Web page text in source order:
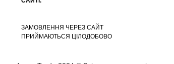
ЗАМОВЛЕННЯ ЧЕРЕЗ САЙТ
ПРИЙМАЮТЬСЯ ЦІЛОДОБОВО